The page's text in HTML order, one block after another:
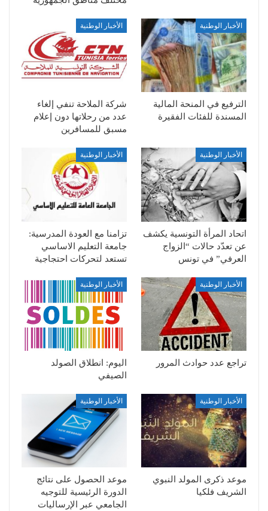
الأخبار الوطنية
الترفيع في المنحة المالية
المسندة للفئات الفقيرة
الأخبار الوطنية
شركة الملاحة تنفي إلغاء
عدد من رحلاتها دون إعلام
مسبق للمسافرين
الأخبار الوطنية
اتحاد المرأة التونسية يكشف
عن تعدّد حالات “الزواج
العرفي” في تونس
الأخبار الوطنية
تزامنا مع العودة المدرسية:
جامعة التعليم الاساسي
تستعد لتحركات احتجاجية
الأخبار الوطنية
تراجع عدد حوادث المرور
الأخبار الوطنية
اليوم: انطلاق الصولد
الصيفي
الأخبار الوطنية
موعد ذكرى المولد النبوي
الشريف فلكيا
الأخبار الوطنية
موعد الحصول على نتائج
الدورة الرئيسية للتوجيه
الجامعي عبر الإرساليات